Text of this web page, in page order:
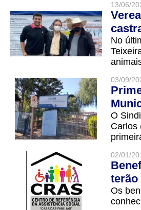
13/06/
No
03/09/
O
Carlos
02/01/
terão
Os